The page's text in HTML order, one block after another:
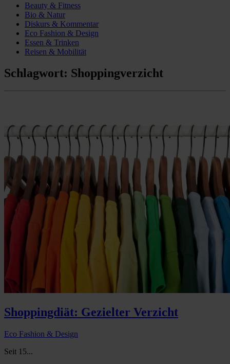
Beauty & Fitness
Bio & Natur
Diskurs & Kommentar
Eco Fashion & Design
Essen & Trinken
Reisen & Mobilität
Schlagwort: Shoppingverzicht
Shoppingdiät: Gezielter Verzicht
Eco Fashion & Design
Seit 15...